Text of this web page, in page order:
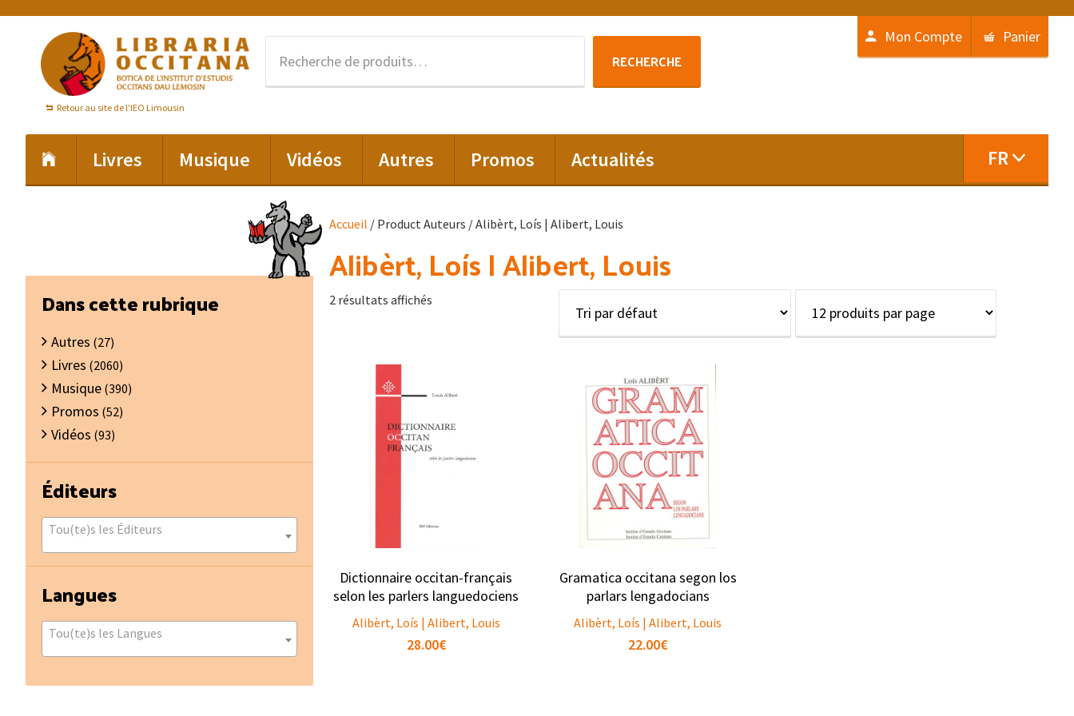
navigation
principale
contenu
principal
Retour au site de l'IEO Limousin
RECHERCHE
Mon Compte Panier
Livres Musique Vidéos Autres Promos Actualités FR
Accueil / Product Auteurs / Alibèrt, Loís | Alibert, Louis
Alibèrt, Loís | Alibert, Louis
2 résultats affichés
Dictionnaire occitan-français
selon les parlers languedociens
Alibèrt, Loís | Alibert, Louis
28.00€
Gramatica occitana segon los
parlars lengadocians
Alibèrt, Loís | Alibert, Louis
22.00€
Barre
latérale
principale
Dans cette rubrique
Autres (27)
Livres (2060)
Musique (390)
Promos (52)
Vidéos (93)
Éditeurs
Tou(te)s les Éditeurs
Langues
Tou(te)s les Langues